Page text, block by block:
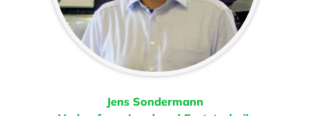
Jens Sondermann